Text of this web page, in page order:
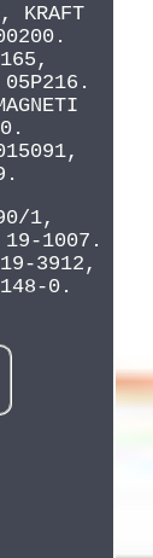
1,
19-1007.
3912,
0.